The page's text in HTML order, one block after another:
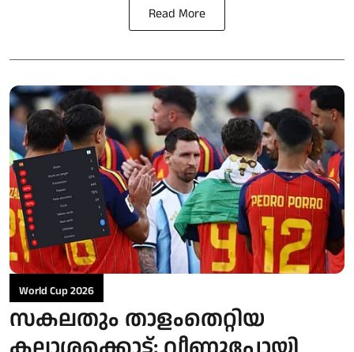
Read More
World Cup 2026
സകലതും താളംതെറ്റിയ